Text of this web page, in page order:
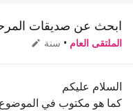
ابحث عن صديقات
الملتقى العام • سنة
السلام عليكم
كما هو مكتوب في